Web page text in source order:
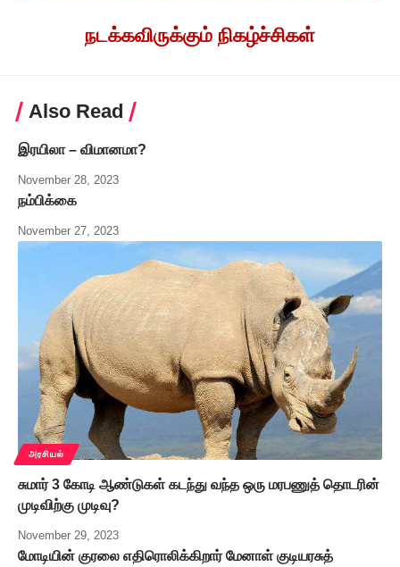
நடக்கவிருக்கும் நிகழ்ச்சிகள்
Also Read
இரயிலா – விமானமா?
November 28, 2023
நம்பிக்கை
November 27, 2023
அரசியல்
சுமார் 3 கோடி ஆண்டுகள் கடந்து வந்த ஒரு மரபணுத் தொடரின்
முடிவிற்கு முடிவு?
November 29, 2023
மோடியின் குரலை எதிரொலிக்கிறார் மேனாள் குடியரசுத்